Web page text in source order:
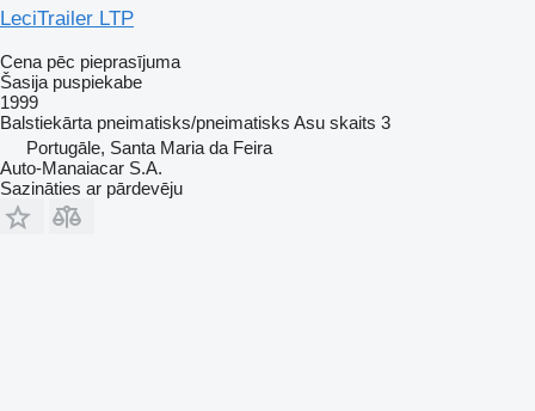
LeciTrailer LTP
Cena pēc pieprasījuma
Šasija puspiekabe
1999
Balstiekārta pneimatisks/pneimatisks Asu skaits 3
Portugāle, Santa Maria da Feira
Auto-Manaiacar S.A.
Sazināties ar pārdevēju